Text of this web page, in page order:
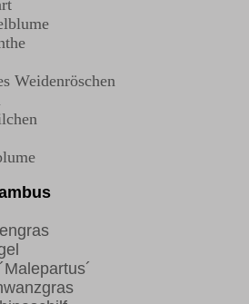
Weidenröschen